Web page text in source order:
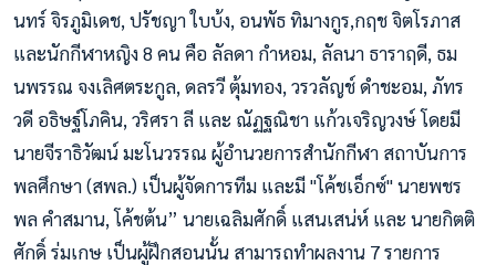
นทร์ จิรภูมิเดช, ปรัชญา ใบบ้ง, อนพัธ ทิมางกูร,กฤช จิตโรภาส
และนักกีฬาหญิง 8 คน คือ ลัลดา กำหอม, ลัลนา ธาราฤดี, ธม
นพรรณ จงเลิศตระกูล, ดลรวี ตุ้มทอง, วรวลัญช์ ดำชะอม, ภัทร
วดี อธิษฐ์โภคิน, วริศรา ลี และ ณัฏฐณิชา แก้วเจริญวงษ์ โดยมี
นายจีราธิวัฒน์ มะโนวรรณ ผู้อำนวยการสำนักกีฬา สถาบันการ
พลศึกษา (สพล.) เป็นผู้จัดการทีม และมี "โค้ชเอ็กซ์" นายพชร
พล คำสมาน, โค้ชต้น” นายเฉลิมศักดิ์ แสนเสน่ห์ และ นายกิตติ
ศักดิ์ ร่มเกษ เป็นผู้ฝึกสอนนั้น สามารถทำผลงาน 7 รายการ